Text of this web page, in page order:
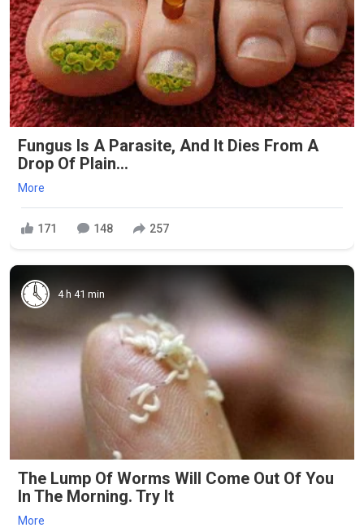
Fungus Is A Parasite, And It Dies From A
Drop Of Plain...
More
171 148 257
4 h 41 min
The Lump Of Worms Will Come Out Of You
In The Morning. Try It
More